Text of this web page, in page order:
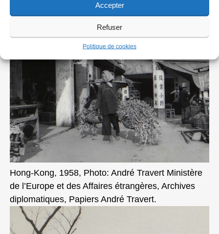
Accepter
Refuser
Politique de cookies
Hong-Kong, 1958, Photo: André Travert Ministère
de l’Europe et des Affaires étrangères, Archives
diplomatiques, Papiers André Travert.